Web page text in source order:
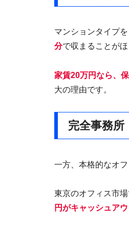
マンションタイプ
分で収まることがほ
家賃20万円なら、
大の理由です。
完全事務
一方、本格的なオ
東京のオフィス市
円がキャッシュアウ